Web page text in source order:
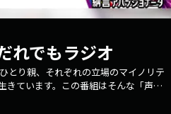
れでもラジオ
とり親、それぞれの立場のマイノリテ
きています。この番組はそんな「声」